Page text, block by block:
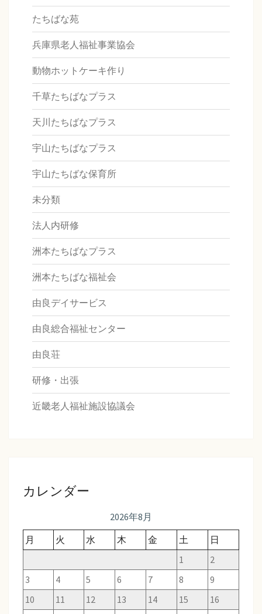
たちばな苑
兵庫県老人福祉事業協会
動物ホットケーキ作り
千草たちばなプラス
天川たちばなプラス
宇山たちばなプラス
宇山たちばな保育所
未分類
法人内研修
洲本たちばなプラス
洲本たちばな福祉会
由良デイサービス
由良総合福祉センター
由良荘
研修・出張
近畿老人福祉施設協議会
カレンダー
2026年8月
月
火 水 木 金 土
日
1
2
3
4 5 6 7 8
9
10
11 12 13 14 15
16